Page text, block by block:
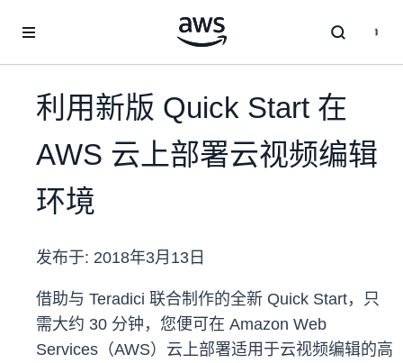
利用新版 Quick Start 在
AWS 云上部署云视频编辑
环境
发布于: 2018年3月13日
借助与 Teradici 联合制作的全新 Quick Start，只
需大约 30 分钟，您便可在 Amazon Web
Services（AWS）云上部署适用于云视频编辑的高